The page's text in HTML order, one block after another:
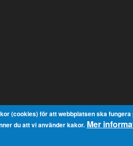
(cookies) för att webbplatsen ska
du att vi använder kakor. Mer